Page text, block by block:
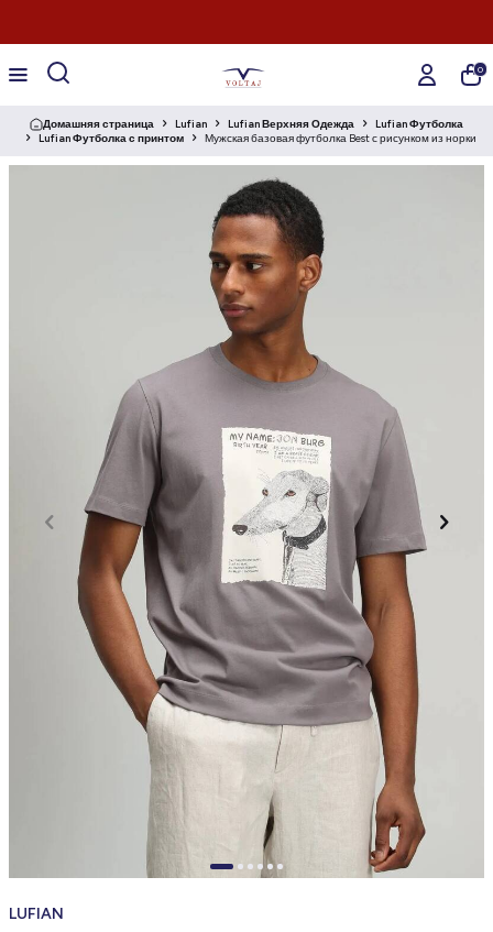
0
Домашняя страница Lufian Lufian Верхняя Одежда
Lufian Футболка
Lufian Футболка с принтом
Мужская базовая футболка Best с рисунком из норки
LUFIAN